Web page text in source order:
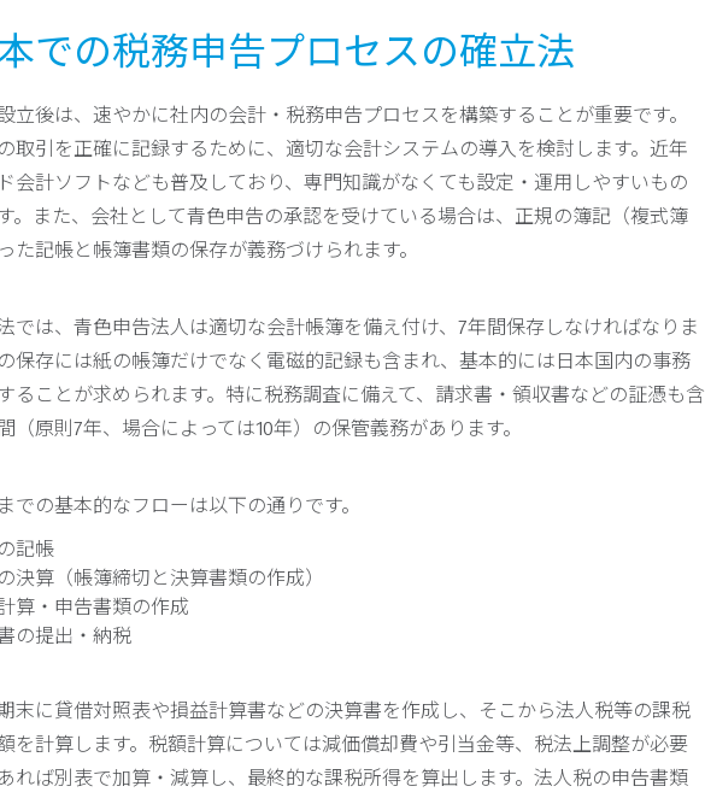
での税務申告プロセスの確立法
立後は、速やかに社内の会計・税務申告プロセスを構築することが重要です。
取引を正確に記録するために、適切な会計システムの導入を検討します。近年
会計ソフトなども普及しており、専門知識がなくても設定・運用しやすいもの
。また、会社として青色申告の承認を受けている場合は、正規の簿記（複式簿
た記帳と帳簿書類の保存が義務づけられます。
では、青色申告法人は適切な会計帳簿を備え付け、7年間保存しなければなりま
保存には紙の帳簿だけでなく電磁的記録も含まれ、基本的には日本国内の事務
ることが求められます。特に税務調査に備えて、請求書・領収書などの証憑も含
（原則7年、場合によっては10年）の保管義務があります。
での基本的なフローは以下の通りです。
記帳
決算（帳簿締切と決算書類の作成）
算・申告書類の作成
の提出・納税
末に貸借対照表や損益計算書などの決算書を作成し、そこから法人税等の課税
を計算します。税額計算については減価償却費や引当金等、税法上調整が必要
れば別表で加算・減算し、最終的な課税所得を算出します。法人税の申告書類